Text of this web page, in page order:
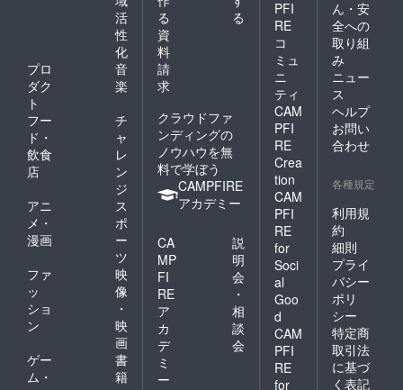
活
性
化
プロ
ダク
ト
音
楽
フー
ド・
飲食
店
チ
ャ
レ
ン
ジ
アニ
メ・
漫画
ス
ポ
ー
ツ
ファ
ッ
ショ
ン
映
像
・
映
画
ゲー
ム・
書
籍
る
る
資
料
請
求
クラウドファ
ンディングの
ノウハウを無
料で学ぼう
CAMPFIRE
アカデミー
CA
MP
FI
RE
ア
カ
デ
ミ
ー
説
明
会
・
相
談
会
PFI
RE
コ
ミュ
ニ
ティ
CAM
PFI
RE
Crea
tion
CAM
PFI
RE
for
Soci
al
Goo
d
CAM
PFI
RE
for
ん・安
全への
取り組
み
ニュー
ス
ヘルプ
お問い
合わせ
各種規定
利用規
約
細則
プライ
バシー
ポリ
シー
特定商
取引法
に基づ
く表記